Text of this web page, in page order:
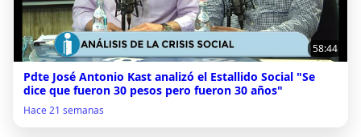
58:44
Pdte José Antonio Kast analizó el Estallido Social "Se
dice que fueron 30 pesos pero fueron 30 años"
Hace 21 semanas